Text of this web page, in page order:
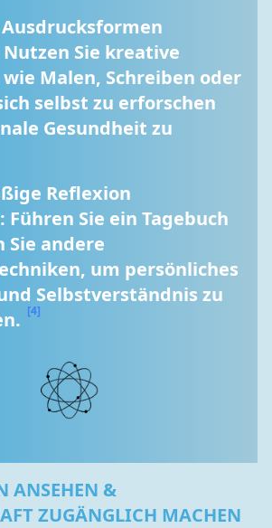
Sie kreative
Malen, Schreiben oder
selbst zu erforschen
Gesundheit zu
Reflexion
Sie ein Tagebuch
Sie andere
um persönliches
Selbstverständnis zu
[4]
ANSEHEN &
ZUGÄNGLICH MACHEN